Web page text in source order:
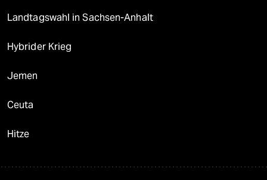
Landtagswahl in Sachsen-Anhalt
Hybrider Krieg
Jemen
Ceuta
Hitze